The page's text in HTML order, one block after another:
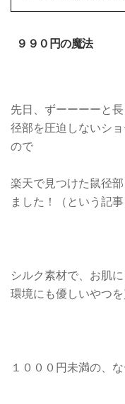
９９０円の魔法
先日、ずーーーーと
径部を圧迫しないシ
ので
楽天で見つけた鼠径
ました！（という記事
シルク素材で、お肌
環境にも優しいやつを
１０００円未満の、